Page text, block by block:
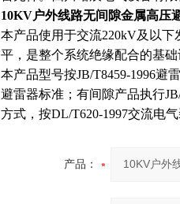
10KV户外线路无间隙金属高压
本产品使用于交流220kV及以
平，是整个系统绝缘配合的基
本产品型号按JB/T8459-1996避
避雷器标准；有间隙产品执行
方式，按DL/T620-1997交流电
产品：